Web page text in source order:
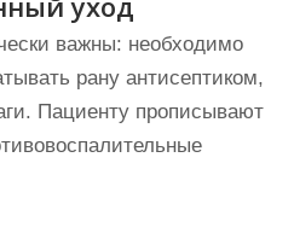
важны: необходимо
рану антисептиком,
Пациенту прописывают